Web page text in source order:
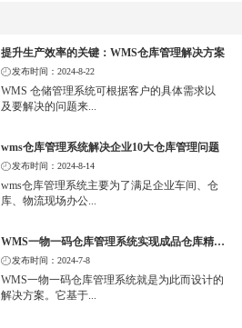
提升生产效率的关键：WMS仓库管理解决方案
发布时间：2024-8-22
WMS 仓储管理系统可根据客户的具体需求以
及要解决的问题来...
wms仓库管理系统解决企业10大仓库管理问题
发布时间：2024-8-14
wms仓库管理系统主要为了满足企业车间、仓
库、物流现场办公...
WMS一物一码仓库管理系统实现成品仓库精细化管理
发布时间：2024-7-8
WMS一物一码仓库管理系统就是为此而设计的
解决方案。它基于...